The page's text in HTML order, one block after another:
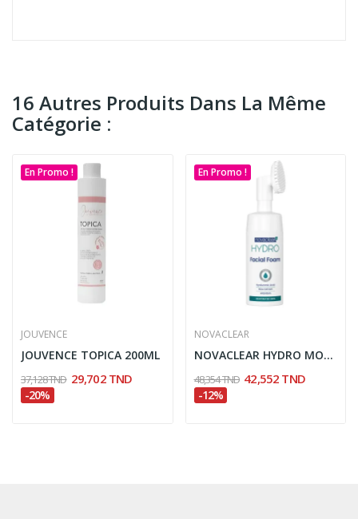
16 Autres Produits Dans La Même
Catégorie :
En Promo !
JOUVENCE
JOUVENCE TOPICA 200ML
37,128 TND 29,702 TND
-20%
En Promo !
NOVACLEAR
NOVACLEAR HYDRO MOUSSE FACIAL 100ML+BROSSE
48,354 TND 42,552 TND
-12%